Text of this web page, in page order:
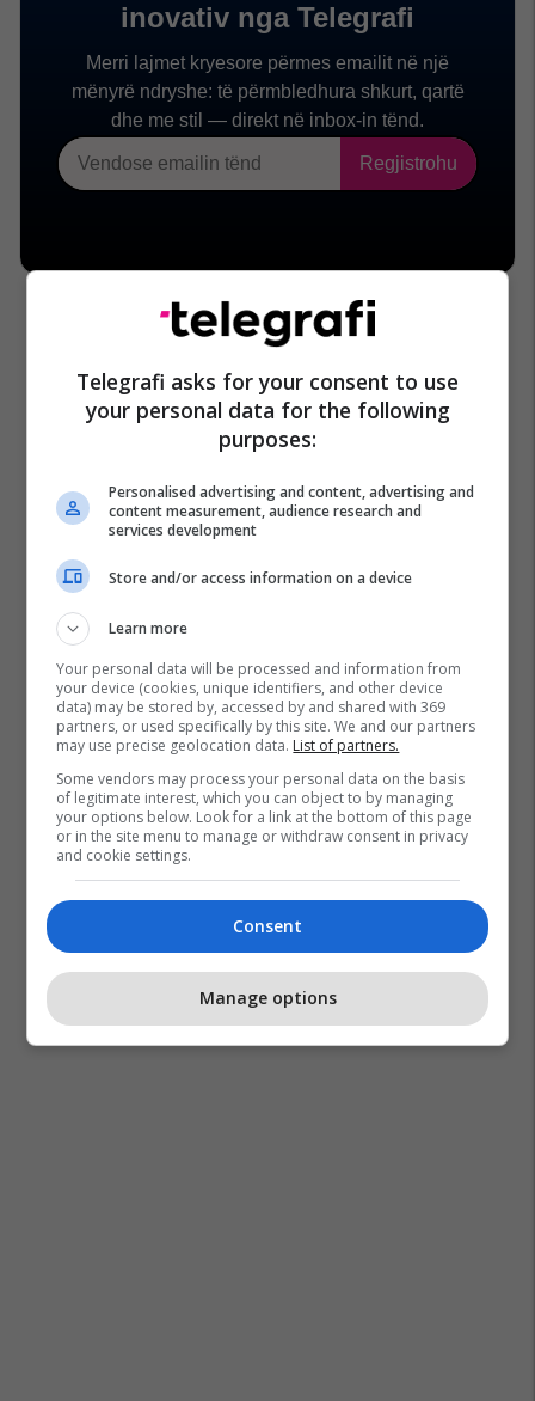
Telegrafi asks for your consent to use
your personal data for the following
purposes:
Personalised advertising and content, advertising and
content measurement, audience research and
services development
Store and/or access information on a device
Learn more
Your personal data will be processed and information from
your device (cookies, unique identifiers, and other device
data) may be stored by, accessed by and shared with 369
partners, or used specifically by this site. We and our partners
may use precise geolocation data. List of partners.
Some vendors may process your personal data on the basis
of legitimate interest, which you can object to by managing
your options below. Look for a link at the bottom of this page
or in the site menu to manage or withdraw consent in privacy
and cookie settings.
Consent
Manage options